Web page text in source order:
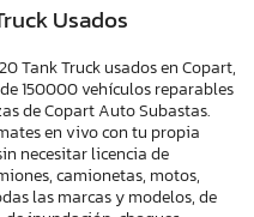
Usados
Tank Truck usados en Copart,
150000 vehículos reparables
de Copart Auto Subastas.
en vivo con tu propia
necesitar licencia de
camionetas, motos,
las marcas y modelos, de